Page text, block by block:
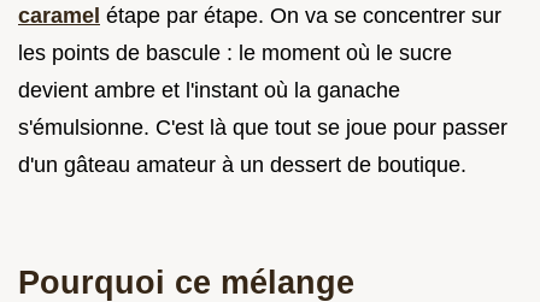
caramel étape par étape. On va se concentrer sur
les points de bascule : le moment où le sucre
devient ambre et l'instant où la ganache
s'émulsionne. C'est là que tout se joue pour passer
d'un gâteau amateur à un dessert de boutique.
Pourquoi ce mélange